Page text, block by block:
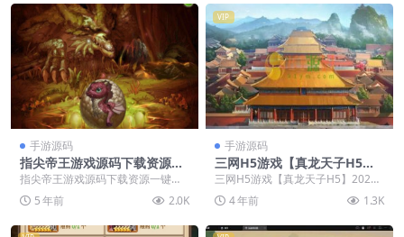
手游源码
指尖帝王游戏源码下载资源一
键服务端+安卓端+教程
指尖帝王游戏源码下载资源一键服
务端+安卓端+教程 骑着巨龙，调度
你的军队，占领地...
5 年前 2.0K
VIP
手游源码
三网H5游戏【真龙天子H5】2
022整理Win半手工服务端
三网H5游戏【真龙天子H5】2022
整理Win半手工服务端【亲测源
码】4 年前 1.3K